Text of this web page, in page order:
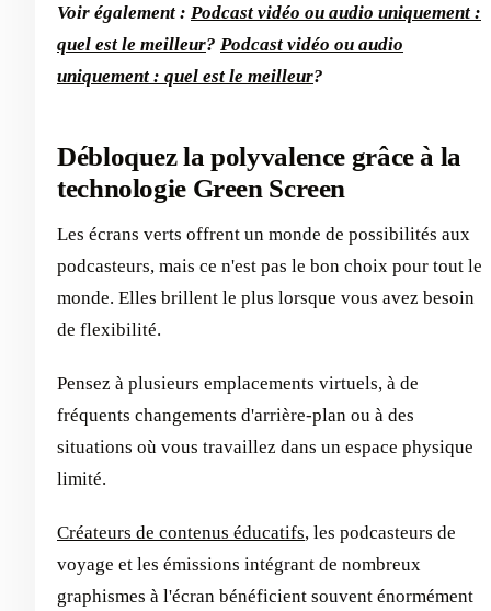
Voir également : Podcast vidéo ou audio uniquement :
quel est le meilleur? Podcast vidéo ou audio
uniquement : quel est le meilleur?
Débloquez la polyvalence grâce à la
technologie Green Screen
Les écrans verts offrent un monde de possibilités aux
podcasteurs, mais ce n'est pas le bon choix pour tout le
monde. Elles brillent le plus lorsque vous avez besoin
de flexibilité.
Pensez à plusieurs emplacements virtuels, à de
fréquents changements d'arrière-plan ou à des
situations où vous travaillez dans un espace physique
limité.
Créateurs de contenus éducatifs, les podcasteurs de
voyage et les émissions intégrant de nombreux
graphismes à l'écran bénéficient souvent énormément